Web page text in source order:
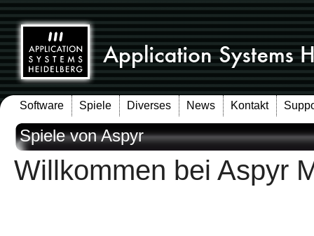
Software Spiele Diverses News Kontakt
Spiele von Aspyr
Willkommen bei Aspyr